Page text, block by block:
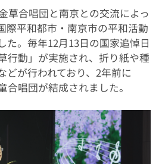
草合唱団と南京との交流によっ
際平和都市・南京市の平和活動
た。毎年12月13日の国家追悼日
行動」が実施され、折り紙や種
どが行われており、2年前に
合唱団が結成されました。